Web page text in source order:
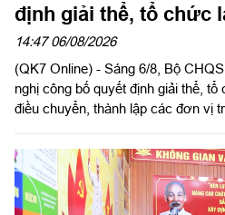
định giải thể, tổ chức
phòng thủ khu vực
14:47 06/08/2026
(QK7 Online) - Sáng 6/8, Bộ
nghị công bố quyết định giải thể,
điều chuyển, thành lập các đơn vị
Ngọc Hải, Phó Tham mưu trưởng
chỉ đạo.